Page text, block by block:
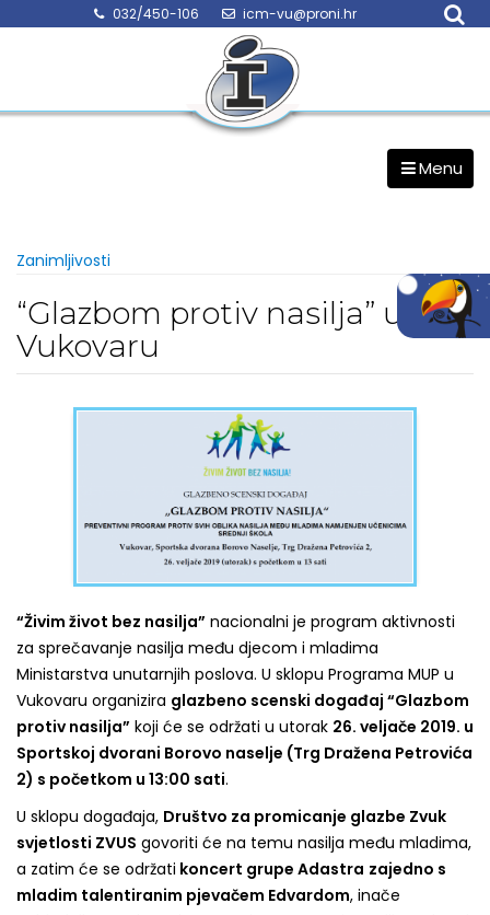
032/450-106 icm-vu@proni.hr
Menu
Zanimljivosti
“Glazbom protiv nasilja” u
Vukovaru
“Živim život bez nasilja” nacionalni je program aktivnosti
za sprečavanje nasilja među djecom i mladima
Ministarstva unutarnjih poslova. U sklopu Programa MUP u
Vukovaru organizira glazbeno scenski događaj “Glazbom
protiv nasilja” koji će se održati u utorak 26. veljače 2019. u
Sportskoj dvorani Borovo naselje (Trg Dražena Petrovića
2) s početkom u 13:00 sati.
U sklopu događaja, Društvo za promicanje glazbe Zvuk
svjetlosti ZVUS govoriti će na temu nasilja među mladima,
a zatim će se održati koncert grupe Adastra zajedno s
mladim talentiranim pjevačem Edvardom, inače